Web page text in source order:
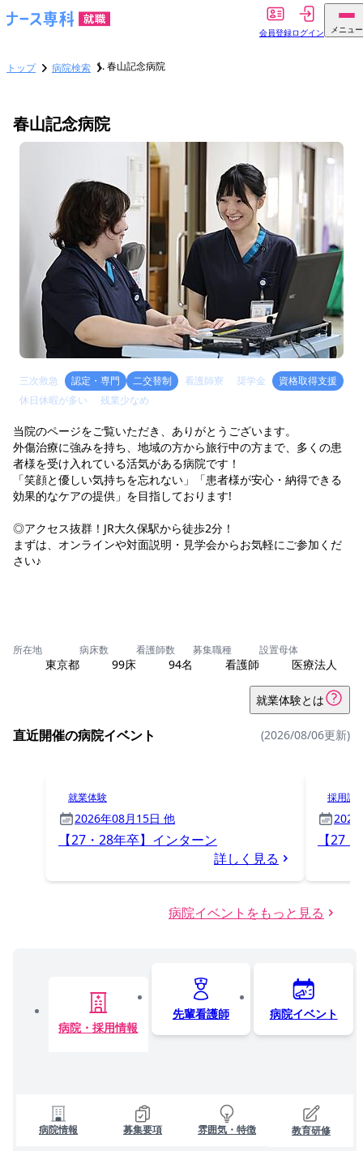
会員登録ログイン メニュー
トップ 病院検索 春山記念病院
春山記念病院
三次救急 認定・専門 二交替制 看護師寮 奨学金
資格取得支援
休日休暇が多い
残業少なめ
当院のページをご覧いただき、ありがとうございます。
外傷治療に強みを持ち、地域の方から旅行中の方まで、多くの患
者様を受け入れている活気がある病院です！
「笑顔と優しい気持ちを忘れない」「患者様が安心・納得できる
効果的なケアの提供」を目指しております!
◎アクセス抜群！JR大久保駅から徒歩2分！
まずは、オンラインや対面説明・見学会からお気軽にご参加くだ
さい♪
所在地
東京都
病床数
99床
看護師数
94名
募集職種
看護師
設置母体
医療法人
就業体験とは
直近開催の病院イベント (2026/08/06更新)
就業体験
2026年08月15日 他
【27・28年卒】インターン
詳しく見る
採用試
2026
【27
病院イベントをもっと見る
病院・採用情報
先輩看護師 病院イベント
病院情報 募集要項 雰囲気・特徴 教育研修